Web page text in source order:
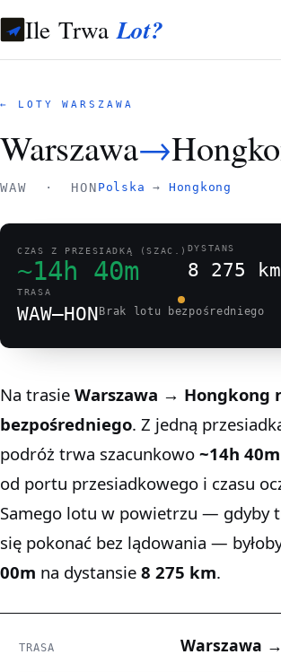
Ile TrwaLot?
← LOTY WARSZAWA
Warszawa→
WAW · HON Polska → Hongkong
CZAS Z PRZESIADKĄ (SZAC.)
~14h 40m
DYSTANS
8 275 km
TRASA
WAW–HONBrak lotu bezpośredniego
Na trasie Warszawa → Hongkong
bezpośredniego. Z jedną
podróż trwa szacunkowo ~14h 40m
od portu przesiadkowego i czasu
Samego lotu w powietrzu — gdyby
się pokonać bez lądowania —
00m na dystansie 8 275 km.
TRASA Warszawa